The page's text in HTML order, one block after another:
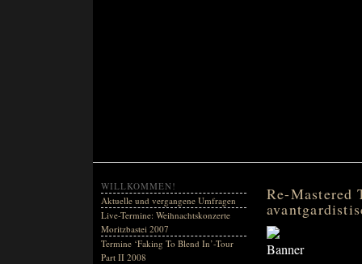
Re-Mastered
WILLKOMMEN!
Aktuelle und vergangene Umfragen
Live-Termine: Weihnachtskonzerte
Moritzbastei 2007
Termine ‘Faking To Blend In’-Tour
Part II 2008